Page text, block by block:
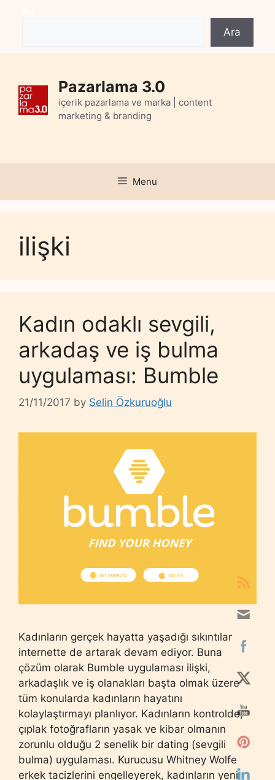
Ara
Pazarlama 3.0
içerik pazarlama ve marka | content
marketing & branding
Menu
ilişki
Kadın odaklı sevgili,
arkadaş ve iş bulma
uygulaması: Bumble
21/11/2017 by Selin Özkuruoğlu
Kadınların gerçek hayatta yaşadığı sıkıntılar
internette de artarak devam ediyor. Buna
çözüm olarak Bumble uygulaması ilişki,
arkadaşlık ve iş olanakları başta olmak üzere
tüm konularda kadınların hayatını
kolaylaştırmayı planlıyor. Kadınların kontrolde,
çıplak fotoğrafların yasak ve kibar olmanın
zorunlu olduğu 2 senelik bir dating (sevgili
bulma) uygulaması. Kurucusu Whitney Wolfe
erkek tacizlerini engelleyerek, kadınların yeni